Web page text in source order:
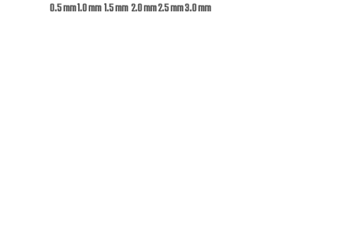
0.5 mm1.0 mm1.5 mm2.0 mm2.5 mm3.0 mm